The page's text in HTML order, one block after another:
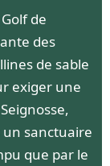
de
des
de sable
exiger une
un sanctuaire
que par le